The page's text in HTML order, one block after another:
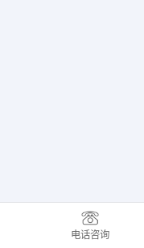
电话咨询